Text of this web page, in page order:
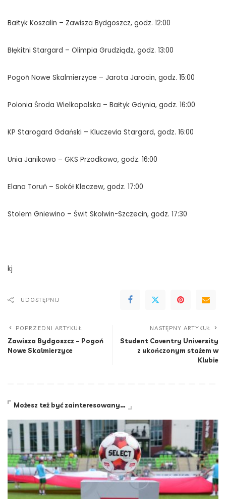
Bałtyk Koszalin – Zawisza Bydgoszcz, godz. 12:00
Błękitni Stargard – Olimpia Grudziądz, godz. 13:00
Pogoń Nowe Skalmierzyce – Jarota Jarocin, godz. 15:00
Polonia Środa Wielkopolska – Bałtyk Gdynia, godz. 16:00
KP Starogard Gdański – Kluczevia Stargard, godz. 16:00
Unia Janikowo – GKS Przodkowo, godz. 16:00
Elana Toruń – Sokół Kleczew, godz. 17:00
Stolem Gniewino – Świt Skolwin-Szczecin, godz. 17:30
kj
UDOSTĘPNIJ
POPRZEDNI ARTYKUŁ
Zawisza Bydgoszcz – Pogoń
Nowe Skalmierzyce
NASTĘPNY ARTYKUŁ
Student Coventry University
z ukończonym stażem w
Klubie
Możesz też być zainteresowany…